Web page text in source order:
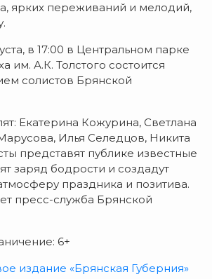
ярких переживаний и мелодий,
в 17:00 в Центральном парке
им. А.К. Толстого состоится
солистов Брянской
Екатерина Кожурина, Светлана
Илья Селедцов, Никита
представят публике известные
заряд бодрости и создадут
праздника и позитива.
пресс-служба Брянской
6+
издание «Брянская Губерния»